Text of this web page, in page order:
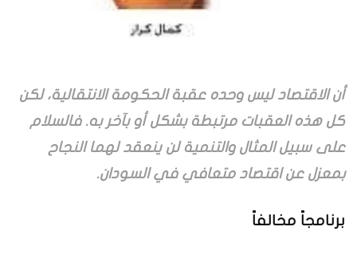
أن الاقتصاد ليس وحده عقبة الحكومة الانتقالية، لكن
كل هذه العقبات مرتبطة بشكل أو بآخر به. فالسلام
على سبيل المثال والتنمية لن ينعقد لهما النجاح
بمعزل عن اقتصاد متعافي في السودان.
برنامجاً مخالفاً